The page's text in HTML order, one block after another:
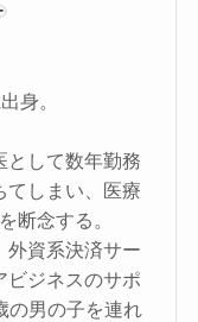
身。
として数年勤務
てしまい、医療
断念する。
外資系決済サー
ビジネスのサポ
の男の子を連れ